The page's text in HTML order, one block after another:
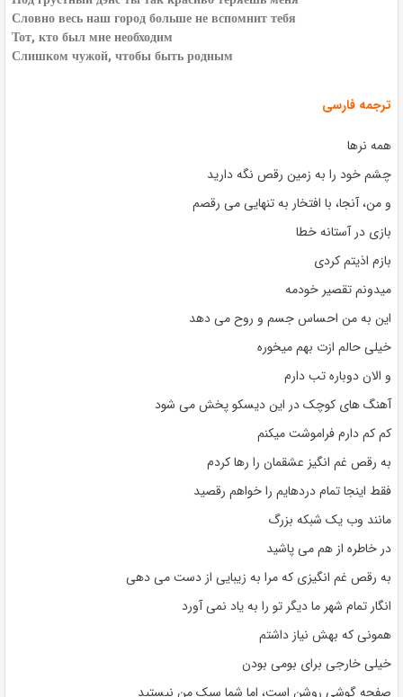
Словно весь наш город больше не вспомнит тебя
Тот, кто был мне необходим
Слишком чужой, чтобы быть родным
ترجمه فارسی
همه نرها
چشم خود را به زمین رقص نگه دارید
و من، آنجا، با افتخار به تنهایی می رقصم
بازی در آستانه خطا
بازم اذیتم کردی
میدونم تقصیر خودمه
این به من احساس جسم و روح می دهد
خیلی حالم ازت بهم میخوره
و الان دوباره تب دارم
آهنگ های کوچک در این دیسکو پخش می شود
کم کم دارم فراموشت میکنم
به رقص غم انگیز عشقمان را رها کردم
فقط اینجا تمام دردهایم را خواهم رقصید
مانند وب یک شبکه بزرگ
در خاطره از هم می پاشید
به رقص غم انگیزی که مرا به زیبایی از دست می دهی
انگار تمام شهر ما دیگر تو را به یاد نمی آورد
همونی که بهش نیاز داشتم
خیلی خارجی برای بومی بودن
صفحه گوشی روشن است، اما شما سبک من نیستید